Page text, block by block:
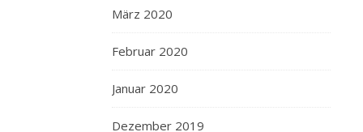
März 2020
Februar 2020
Januar 2020
Dezember 2019